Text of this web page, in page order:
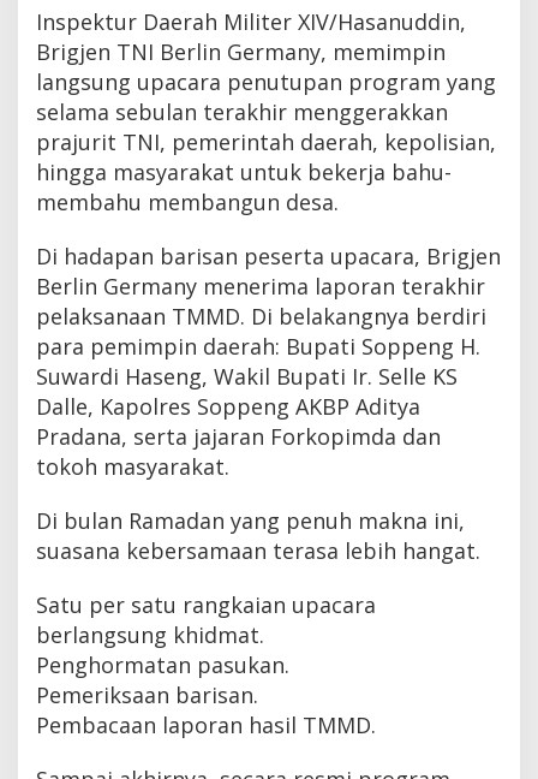
Inspektur Daerah Militer XIV/Hasanuddin,
Brigjen TNI Berlin Germany, memimpin
langsung upacara penutupan program yang
selama sebulan terakhir menggerakkan
prajurit TNI, pemerintah daerah, kepolisian,
hingga masyarakat untuk bekerja bahu-
membahu membangun desa.
Di hadapan barisan peserta upacara, Brigjen
Berlin Germany menerima laporan terakhir
pelaksanaan TMMD. Di belakangnya berdiri
para pemimpin daerah: Bupati Soppeng H.
Suwardi Haseng, Wakil Bupati Ir. Selle KS
Dalle, Kapolres Soppeng AKBP Aditya
Pradana, serta jajaran Forkopimda dan
tokoh masyarakat.
Di bulan Ramadan yang penuh makna ini,
suasana kebersamaan terasa lebih hangat.
Satu per satu rangkaian upacara
berlangsung khidmat.
Penghormatan pasukan.
Pemeriksaan barisan.
Pembacaan laporan hasil TMMD.